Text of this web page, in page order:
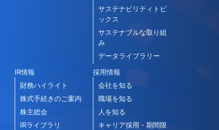
サステナビリティトピ
ックス
サステナブルな取り組
み
データライブラリー
IR情報
財務ハイライト
株式手続きのご案内
株主総会
IRライブラリ
採用情報
会社を知る
職場を知る
人を知る
キャリア採用・期間限